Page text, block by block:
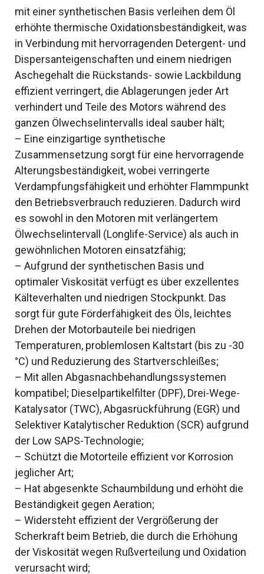
mit einer synthetischen Basis verleihen dem Öl
erhöhte thermische Oxidationsbeständigkeit, was
in Verbindung mit hervorragenden Detergent- und
Dispersanteigenschaften und einem niedrigen
Aschegehalt die Rückstands- sowie Lackbildung
effizient verringert, die Ablagerungen jeder Art
verhindert und Teile des Motors während des
ganzen Ölwechselintervalls ideal sauber hält;
– Eine einzigartige synthetische
Zusammensetzung sorgt für eine hervorragende
Alterungsbeständigkeit, wobei verringerte
Verdampfungsfähigkeit und erhöhter Flammpunkt
den Betriebsverbrauch reduzieren. Dadurch wird
es sowohl in den Motoren mit verlängertem
Ölwechselintervall (Longlife-Service) als auch in
gewöhnlichen Motoren einsatzfähig;
– Aufgrund der synthetischen Basis und
optimaler Viskosität verfügt es über exzellentes
Kälteverhalten und niedrigen Stockpunkt. Das
sorgt für gute Förderfähigkeit des Öls, leichtes
Drehen der Motorbauteile bei niedrigen
Temperaturen, problemlosen Kaltstart (bis zu -30
°C) und Reduzierung des Startverschleißes;
– Mit allen Abgasnachbehandlungssystemen
kompatibel; Dieselpartikelfilter (DPF), Drei-Wege-
Katalysator (TWC), Abgasrückführung (EGR) und
Selektiver Katalytischer Reduktion (SCR) aufgrund
der Low SAPS-Technologie;
– Schützt die Motorteile effizient vor Korrosion
jeglicher Art;
– Hat abgesenkte Schaumbildung und erhöht die
Beständigkeit gegen Aeration;
– Widersteht effizient der Vergrößerung der
Scherkraft beim Betrieb, die durch die Erhöhung
der Viskosität wegen Rußverteilung und Oxidation
verursacht wird;